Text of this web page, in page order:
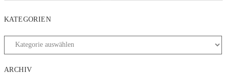
KATEGORIEN
ARCHIV